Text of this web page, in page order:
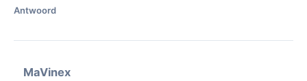
Antwoord
MaVinex